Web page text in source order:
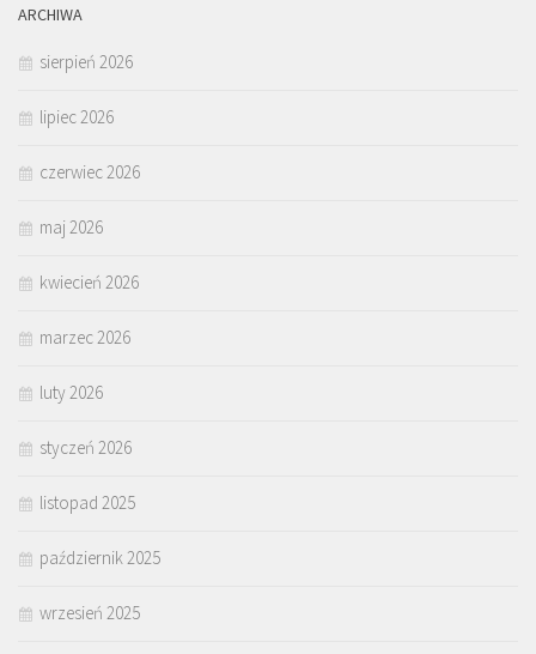
ARCHIWA
sierpień 2026
lipiec 2026
czerwiec 2026
maj 2026
kwiecień 2026
marzec 2026
luty 2026
styczeń 2026
listopad 2025
październik 2025
wrzesień 2025